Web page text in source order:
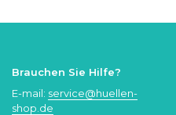
Brauchen Sie Hilfe?
E-mail: service@huellen-
shop.de